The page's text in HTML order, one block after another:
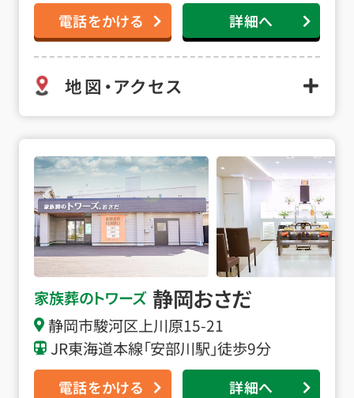
電話をかける 詳細へ
地図・アクセス
家族葬のトワーズ 静岡おさだ
静岡市駿河区上川原15-21
JR東海道本線「安部川駅」徒歩9分
電話をかける 詳細へ